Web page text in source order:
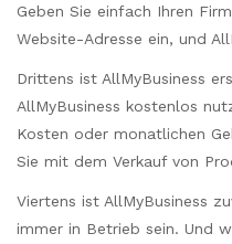
Geben Sie einfach Ihren
Website-Adresse ein, und
Drittens ist AllMyBusiness
AllMyBusiness kostenlos
Kosten oder monatlichen
Sie mit dem Verkauf von
Viertens ist AllMyBusiness
immer in Betrieb sein. Und